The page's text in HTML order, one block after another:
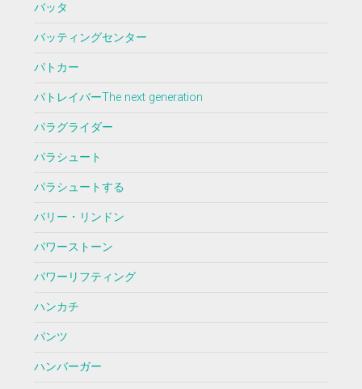
バッタ
バッティングセンター
パトカー
パトレイバーThe next generation
パラグライダー
パラシュート
パラシュートする
バリー・リンドン
パワーストーン
パワーリフティング
ハンカチ
パンツ
ハンバーガー